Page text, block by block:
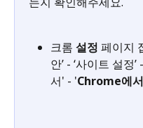
크롬 설정 페이지
안’ - ‘사이트 설정
서' - 'Chrome에